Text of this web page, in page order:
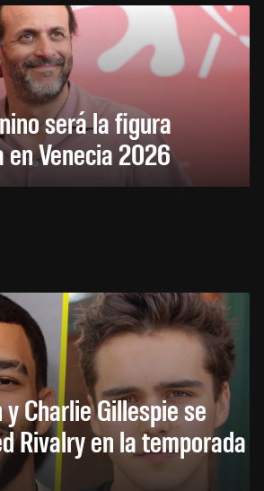
será la figura
en Venecia 2026
Charlie Gillespie se
Rivalry en la temporada